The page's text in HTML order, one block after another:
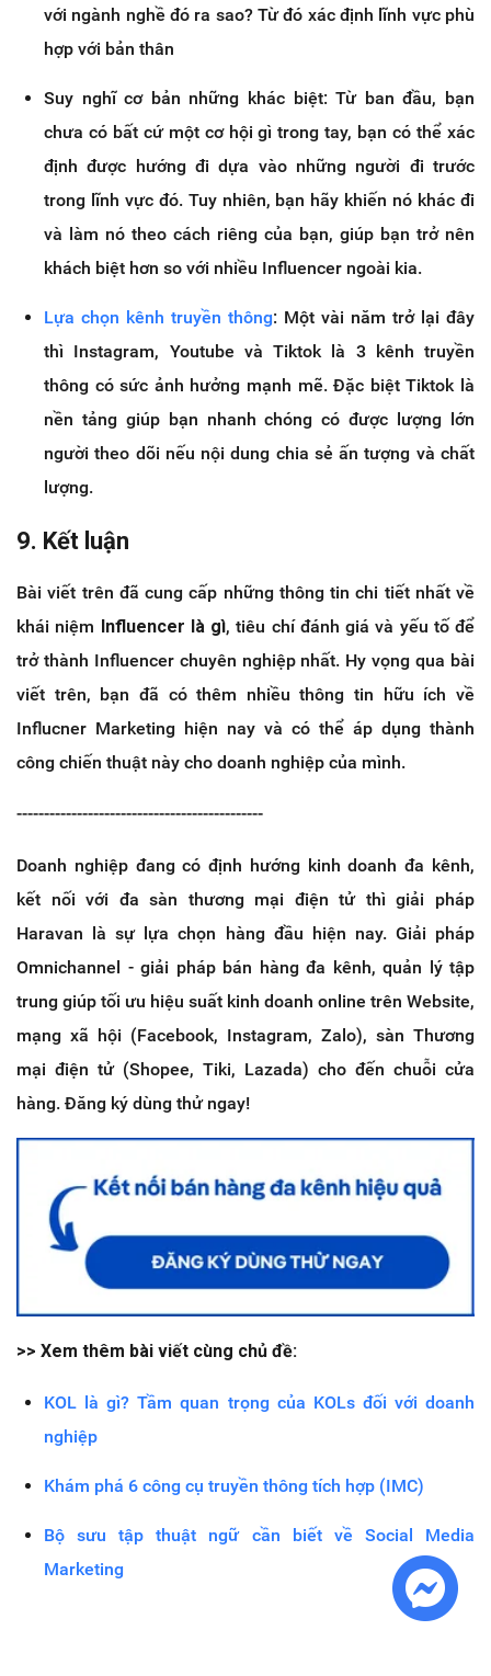
với ngành nghề đó ra sao? Từ đó xác định lĩnh vực phù
hợp với bản thân
Suy nghĩ cơ bản những khác biệt: Từ ban đầu, bạn
chưa có bất cứ một cơ hội gì trong tay, bạn có thể xác
định được hướng đi dựa vào những người đi trước
trong lĩnh vực đó. Tuy nhiên, bạn hãy khiến nó khác đi
và làm nó theo cách riêng của bạn, giúp bạn trở nên
khách biệt hơn so với nhiều Influencer ngoài kia.
Lựa chọn kênh truyền thông: Một vài năm trở lại đây
thì Instagram, Youtube và Tiktok là 3 kênh truyền
thông có sức ảnh hưởng mạnh mẽ. Đặc biệt Tiktok là
nền tảng giúp bạn nhanh chóng có được lượng lớn
người theo dõi nếu nội dung chia sẻ ấn tượng và chất
lượng.
9. Kết luận
Bài viết trên đã cung cấp những thông tin chi tiết nhất về
khái niệm Influencer là gì, tiêu chí đánh giá và yếu tố để
trở thành Influencer chuyên nghiệp nhất. Hy vọng qua bài
viết trên, bạn đã có thêm nhiều thông tin hữu ích về
Influcner Marketing hiện nay và có thể áp dụng thành
công chiến thuật này cho doanh nghiệp của mình.
---------------------------------------------
Doanh nghiệp đang có định hướng kinh doanh đa kênh,
kết nối với đa sàn thương mại điện tử thì giải pháp
Haravan là sự lựa chọn hàng đầu hiện nay. Giải pháp
Omnichannel - giải pháp bán hàng đa kênh, quản lý tập
trung giúp tối ưu hiệu suất kinh doanh online trên Website,
mạng xã hội (Facebook, Instagram, Zalo), sàn Thương
mại điện tử (Shopee, Tiki, Lazada) cho đến chuỗi cửa
hàng. Đăng ký dùng thử ngay!
>> Xem thêm bài viết cùng chủ đề:
KOL là gì? Tầm quan trọng của KOLs đối với doanh
nghiệp
Khám phá 6 công cụ truyền thông tích hợp (IMC)
Bộ sưu tập thuật ngữ cần biết về Social Media
Marketing